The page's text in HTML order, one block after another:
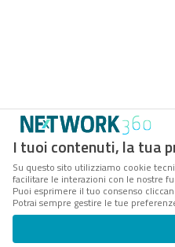
I tuoi contenuti, la tua
Su questo sito utilizziamo cookie
facilitare le interazioni con le nostre
Puoi esprimere il tuo consenso
Potrai sempre gestire le tue